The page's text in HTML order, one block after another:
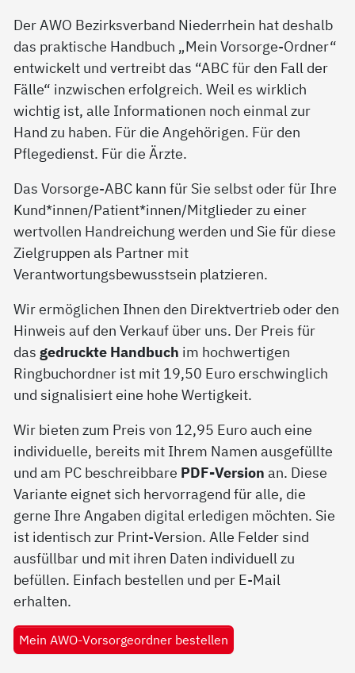
Der AWO Bezirksverband Niederrhein hat deshalb
das praktische Handbuch „Mein Vorsorge-Ordner“
entwickelt und vertreibt das “ABC für den Fall der
Fälle“ inzwischen erfolgreich. Weil es wirklich
wichtig ist, alle Informationen noch einmal zur
Hand zu haben. Für die Angehörigen. Für den
Pflegedienst. Für die Ärzte.
Das Vorsorge-ABC kann für Sie selbst oder für Ihre
Kund*innen/Patient*innen/Mitglieder zu einer
wertvollen Handreichung werden und Sie für diese
Zielgruppen als Partner mit
Verantwortungsbewusstsein platzieren.
Wir ermöglichen Ihnen den Direktvertrieb oder den
Hinweis auf den Verkauf über uns. Der Preis für
das gedruckte Handbuch im hochwertigen
Ringbuchordner ist mit 19,50 Euro erschwinglich
und signalisiert eine hohe Wertigkeit.
Wir bieten zum Preis von 12,95 Euro auch eine
individuelle, bereits mit Ihrem Namen ausgefüllte
und am PC beschreibbare PDF-Version an. Diese
Variante eignet sich hervorragend für alle, die
gerne Ihre Angaben digital erledigen möchten. Sie
ist identisch zur Print-Version. Alle Felder sind
ausfüllbar und mit ihren Daten individuell zu
befüllen. Einfach bestellen und per E-Mail
erhalten.
Mein AWO-Vorsorgeordner bestellen